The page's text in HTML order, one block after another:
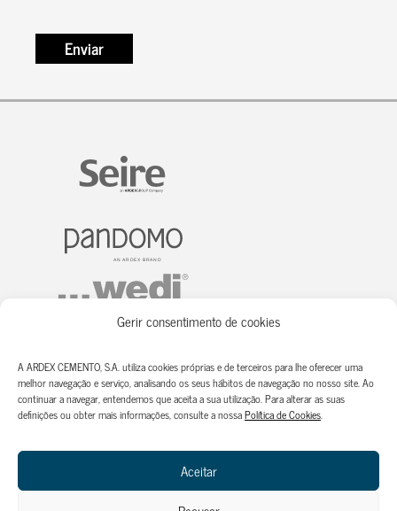
Gerir consentimento de cookies
A ARDEX CEMENTO, S.A. utiliza cookies próprias e de terceiros para lhe oferecer uma
melhor navegação e serviço, analisando os seus hábitos de navegação no nosso site. Ao
continuar a navegar, entendemos que aceita a sua utilização. Para alterar as suas
definições ou obter mais informações, consulte a nossaPolítica de Cookies.
Aceitar
Enviar